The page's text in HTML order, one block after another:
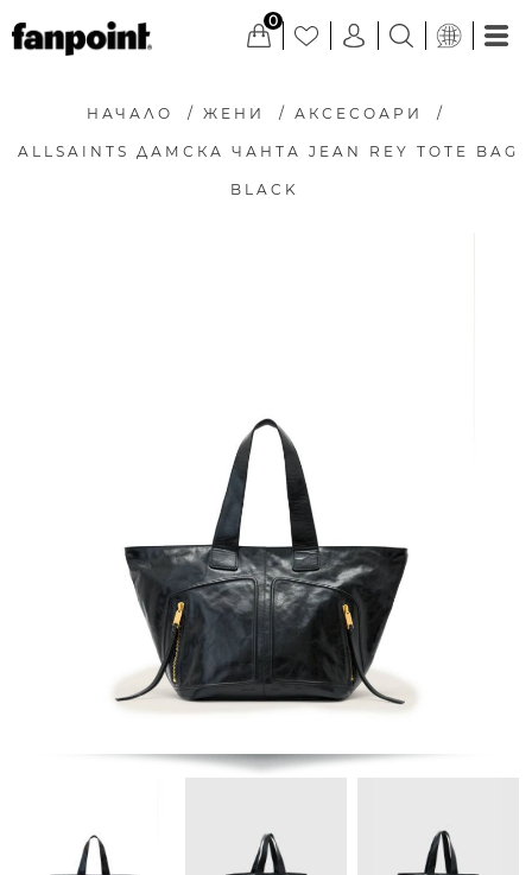
0
НАЧАЛО / ЖЕНИ / АКСЕСОАРИ /
ALLSAINTS ДАМСКА ЧАНТА JEAN REY TOTE BAG
BLACK